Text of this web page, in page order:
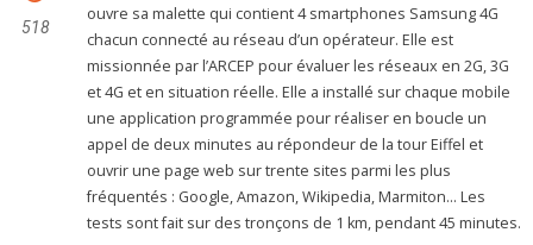
518
ouvre sa malette qui contient 4 smartphones Samsung 4G
chacun connecté au réseau d’un opérateur. Elle est
missionnée par l’ARCEP pour évaluer les réseaux en 2G, 3G
et 4G et en situation réelle. Elle a installé sur chaque mobile
une application programmée pour réaliser en boucle un
appel de deux minutes au répondeur de la tour Eiffel et
ouvrir une page web sur trente sites parmi les plus
fréquentés : Google, Amazon, Wikipedia, Marmiton… Les
tests sont fait sur des tronçons de 1 km, pendant 45 minutes.